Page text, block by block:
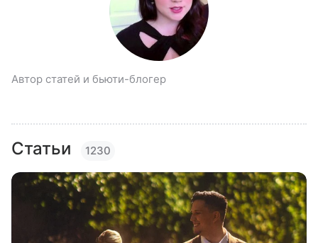
Автор статей и бьюти-блогер
Статьи 1230